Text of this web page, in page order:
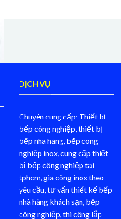
DỊCH VỤ
Chuyên cung cấp: Thiết bị
bếp công nghiệp, thiết bị
bếp nhà hàng, bếp công
nghiệp inox, cung cấp thiết
bị bếp công nghiệp tại
tphcm, gia công inox theo
yêu cầu, tư vấn thiết kế bếp
nhà hàng khách sạn, bếp
công nghiệp, thi công lắp